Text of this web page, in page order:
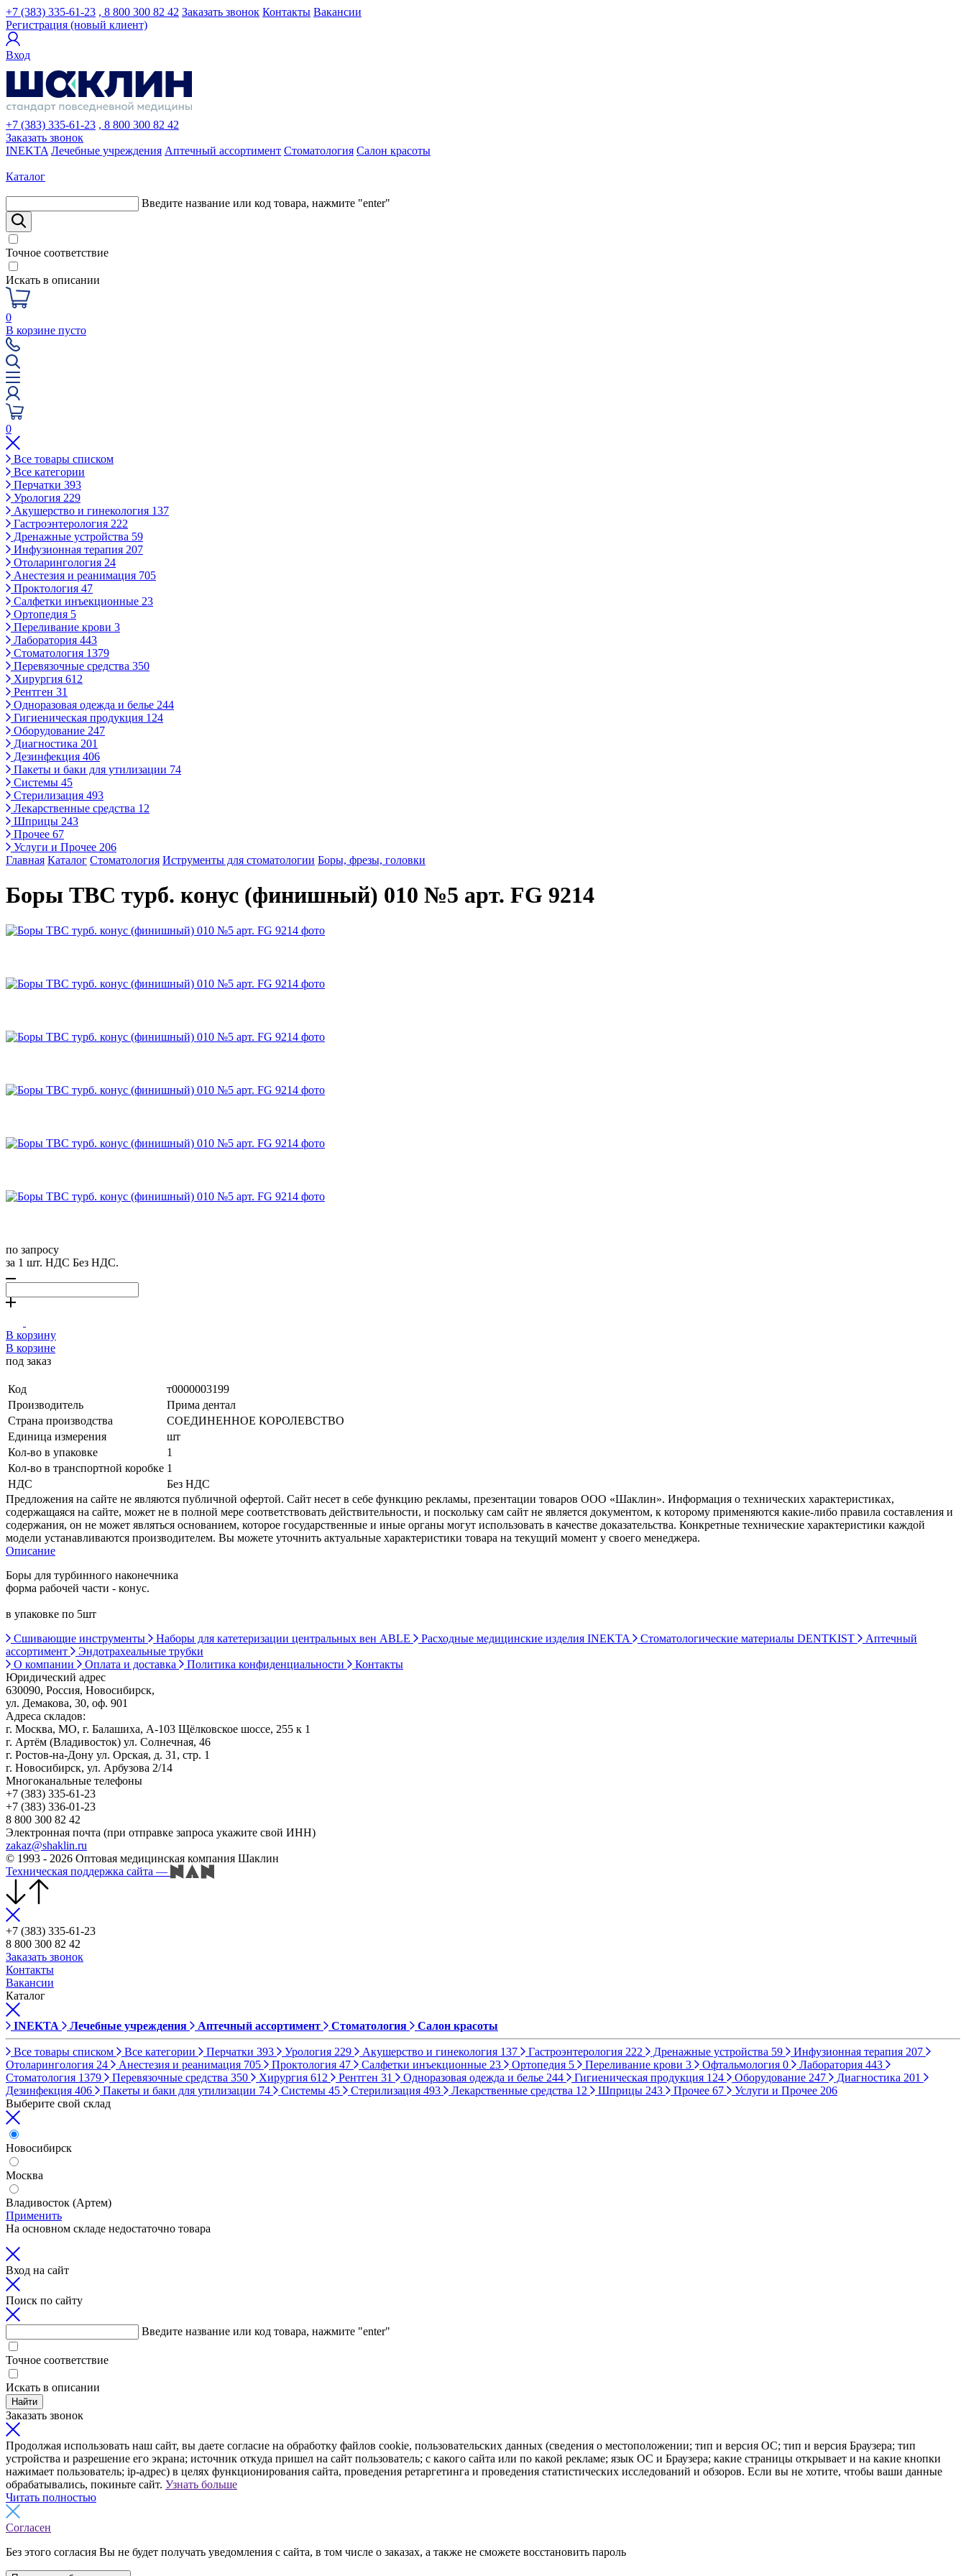
+7 (383) 335-61-23 , 8 800 300 82 42 Заказать звонок Контакты Вакансии
Регистрация (новый клиент)
Вход
+7 (383) 335-61-23 , 8 800 300 82 42
Заказать звонок
INEKTA Лечебные учреждения Аптечный ассортимент Стоматология Салон красоты
Каталог
Введите название или код товара, нажмите "enter"
Точное соответствие
Искать в описании
0
В корзине пусто
0
Все товары списком
Все категории
Перчатки 393
Урология 229
Акушерство и гинекология 137
Гастроэнтерология 222
Дренажные устройства 59
Инфузионная терапия 207
Отоларингология 24
Анестезия и реанимация 705
Проктология 47
Салфетки инъекционные 23
Ортопедия 5
Переливание крови 3
Лаборатория 443
Стоматология 1379
Перевязочные средства 350
Хирургия 612
Рентген 31
Одноразовая одежда и белье 244
Гигиеническая продукция 124
Оборудование 247
Диагностика 201
Дезинфекция 406
Пакеты и баки для утилизации 74
Системы 45
Стерилизация 493
Лекарственные средства 12
Шприцы 243
Прочее 67
Услуги и Прочее 206
Главная Каталог Стоматология Иструменты для стоматологии Боры, фрезы, головки
Боры ТВС турб. конус (финишный) 010 №5 арт. FG 9214
по запросу
за 1 шт. НДС Без НДС.
В корзину
В корзине
под заказ
Код
т0000003199
Производитель
Прима дентал
Страна производства
СОЕДИНЕННОЕ КОРОЛЕВСТВО
Единица измерения
шт
Кол-во в упаковке
1
Кол-во в транспортной коробке 1
НДС
Без НДС
Предложения на сайте не являются публичной офертой. Сайт несет в себе функцию рекламы, презентации товаров ООО «Шаклин». Информация о технических характеристиках,
содержащаяся на сайте, может не в полной мере соответствовать действительности, и поскольку сам сайт не является документом, к которому применяются какие-либо правила составления и
содержания, он не может являться основанием, которое государственные и иные органы могут использовать в качестве доказательства. Конкретные технические характеристики каждой
модели устанавливаются производителем. Вы можете уточнить актуальные характеристики товара на текущий момент у своего менеджера.
Описание
Боры для турбинного наконечника
форма рабочей части - конус.
в упаковке по 5шт
Сшивающие инструменты
Наборы для катетеризации центральных вен ABLE Расходные медицинские изделия INEKTA Стоматологические материалы DENTKIST
Аптечный
ассортимент
Эндотрахеальные трубки
О компании
Оплата и доставка Политика конфиденциальности
Контакты
Юридический адрес
630090, Россия, Новосибирск,
ул. Демакова, 30, оф. 901
Адреса складов:
г. Москва, МО, г. Балашиха, А-103 Щёлковское шоссе, 255 к 1
г. Артём (Владивосток) ул. Солнечная, 46
г. Ростов-на-Дону ул. Орская, д. 31, стр. 1
г. Новосибирск, ул. Арбузова 2/14
Многоканальные телефоны
+7 (383) 335-61-23
+7 (383) 336-01-23
8 800 300 82 42
Электронная почта (при отправке запроса укажите свой ИНН)
zakaz@shaklin.ru
© 1993 - 2026 Оптовая медицинская компания Шаклин
Техническая поддержка сайта —
+7 (383) 335-61-23
8 800 300 82 42
Заказать звонок
Контакты
Вакансии
Каталог
INEKTA Лечебные учреждения Аптечный ассортимент Стоматология Салон красоты
Все товары списком Все категории Перчатки 393 Урология 229 Акушерство и гинекология 137 Гастроэнтерология 222 Дренажные устройства 59 Инфузионная терапия 207
Отоларингология 24 Анестезия и реанимация 705 Проктология 47 Салфетки инъекционные 23 Ортопедия 5 Переливание крови 3 Офтальмология 0 Лаборатория 443
Стоматология 1379 Перевязочные средства 350 Хирургия 612 Рентген 31 Одноразовая одежда и белье 244 Гигиеническая продукция 124 Оборудование 247 Диагностика 201
Дезинфекция 406 Пакеты и баки для утилизации 74 Системы 45 Стерилизация 493 Лекарственные средства 12 Шприцы 243 Прочее 67 Услуги и Прочее 206
Выберите свой склад
Новосибирск
Москва
Владивосток (Артем)
Применить
На основном складе недостаточно товара
Вход на сайт
Поиск по сайту
Введите название или код товара, нажмите "enter"
Точное соответствие
Искать в описании
Найти
Заказать звонок
Продолжая использовать наш сайт, вы даете согласие на обработку файлов cookie, пользовательских данных (сведения о местоположении; тип и версия ОС; тип и версия Браузера; тип
устройства и разрешение его экрана; источник откуда пришел на сайт пользователь; с какого сайта или по какой рекламе; язык ОС и Браузера; какие страницы открывает и на какие кнопки
нажимает пользователь; ip-адрес) в целях функционирования сайта, проведения ретаргетинга и проведения статистических исследований и обзоров. Если вы не хотите, чтобы ваши данные
обрабатывались, покиньте сайт. Узнать больше
Читать полностью
Согласен
Без этого согласия Вы не будет получать уведомления с сайта, в том числе о заказах, а также не сможете восстановить пароль